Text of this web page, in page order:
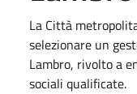
La Città
selezionare un
Lambro, rivolto a
sociali qualificate.